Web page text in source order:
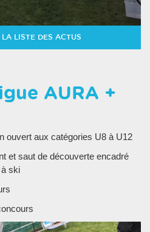
LISTE DES ACTUS
AURA +
ouvert aux catégories U8 à U12
et saut de découverte encadré
ski